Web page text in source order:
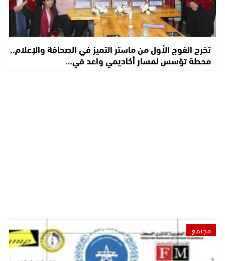
تخرج الفوج الأول من ماستر التميز في الصحافة والإعلام..
محطة تؤسس لمسار أكاديمي واعد في…
مجتمع